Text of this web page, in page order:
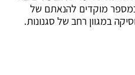
במספר מוקדים להנאתם של
במגוון רחב של סגנונות.